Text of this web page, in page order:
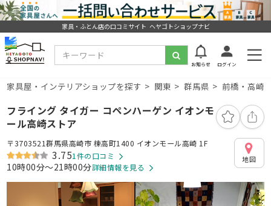
家具・ふとん店の口コミサイト ヘヤゴトショップナビ
お知らせ ログイン
家具屋・インテリアショップを探す 関東 群馬県 前橋・高崎
フライング タイガー コペンハーゲン イオンモ
ール高崎ストア
〒3703521群馬県高崎市 棟高町1400 イオンモール高崎 1F
3.751件の口コミ
10時00分～21時00分詳細情報を見る
地図